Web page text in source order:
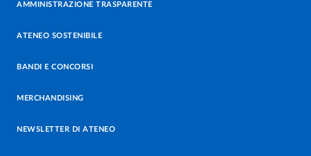
AMMINISTRAZIONE TRASPARENTE
ATENEO SOSTENIBILE
BANDI E CONCORSI
MERCHANDISING
NEWSLETTER DI ATENEO